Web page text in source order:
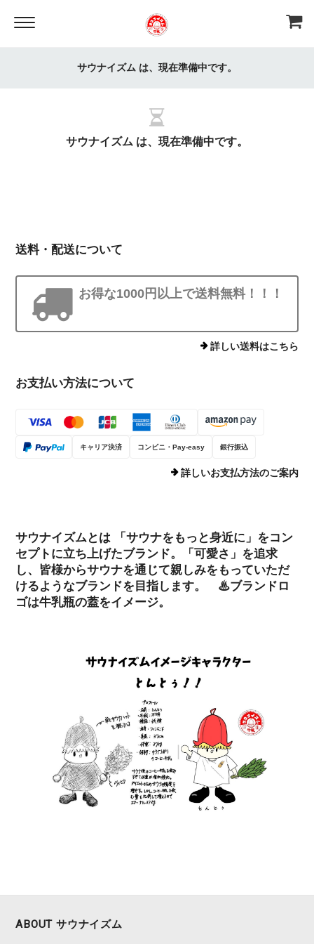
サウナイズム は、現在準備中です。
サウナイズム は、現在準備中です。
送料・配送について
お得な1000円以上で送料無料！！！
詳しい送料はこちら
お支払い方法について
キャリア決済 コンビニ・Pay-easy 銀行振込
詳しいお支払方法のご案内
サウナイズムとは 「サウナをもっと身近に」をコン
セプトに立ち上げたブランド。「可愛さ」を追求
し、皆様からサウナを通じて親しみをもっていただ
けるようなブランドを目指します。 ♨ブランドロ
ゴは牛乳瓶の蓋をイメージ。
ABOUT サウナイズム